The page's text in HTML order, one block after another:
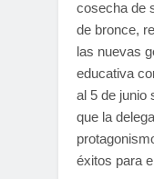
cosecha de
de bronce,
las nuevas
educativa
al 5 de junio
que la
éxitos para